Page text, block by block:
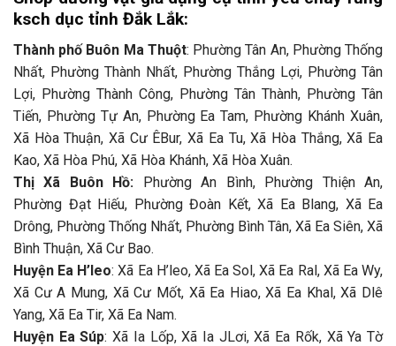
ksch dục tỉnh Đắk Lắk:
Thành phố Buôn Ma Thuột: Phường Tân An, Phường Thống
Nhất, Phường Thành Nhất, Phường Thắng Lợi, Phường Tân
Lợi, Phường Thành Công, Phường Tân Thành, Phường Tân
Tiến, Phường Tự An, Phường Ea Tam, Phường Khánh Xuân,
Xã Hòa Thuận, Xã Cư ÊBur, Xã Ea Tu, Xã Hòa Thắng, Xã Ea
Kao, Xã Hòa Phú, Xã Hòa Khánh, Xã Hòa Xuân.
Thị Xã Buôn Hồ: Phường An Bình, Phường Thiện An,
Phường Đạt Hiếu, Phường Đoàn Kết, Xã Ea Blang, Xã Ea
Drông, Phường Thống Nhất, Phường Bình Tân, Xã Ea Siên, Xã
Bình Thuận, Xã Cư Bao.
Huyện Ea H’leo: Xã Ea H’leo, Xã Ea Sol, Xã Ea Ral, Xã Ea Wy,
Xã Cư A Mung, Xã Cư Mốt, Xã Ea Hiao, Xã Ea Khal, Xã Dlê
Yang, Xã Ea Tir, Xã Ea Nam.
Huyện Ea Súp: Xã Ia Lốp, Xã Ia JLơi, Xã Ea Rốk, Xã Ya Tờ